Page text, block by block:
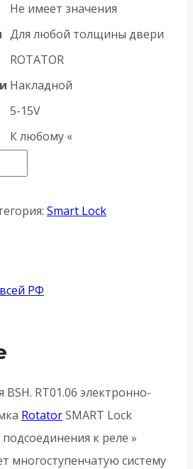
Не имеет значения
Для любой толщины двери
ROTATOR
Накладной
5-15V
К любому «
Smart Lock
РФ
RT01.06 электронно-
RotatorSMART Lock
к реле »
многоступенчатую систему